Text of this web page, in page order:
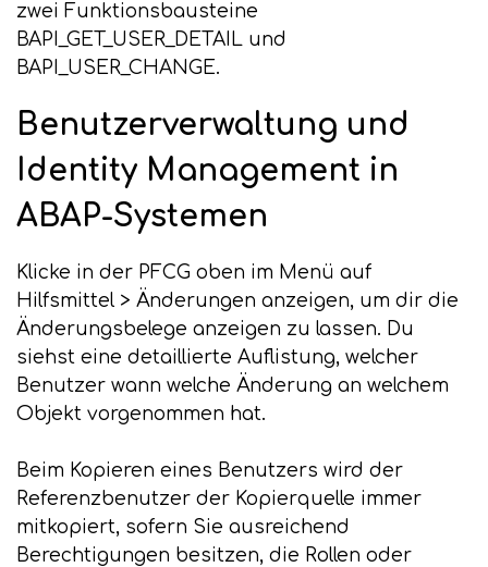
zwei Funktionsbausteine
BAPI_GET_USER_DETAIL und
BAPI_USER_CHANGE.
Benutzerverwaltung und
Identity Management in
ABAP-Systemen
Klicke in der PFCG oben im Menü auf
Hilfsmittel > Änderungen anzeigen, um dir die
Änderungsbelege anzeigen zu lassen. Du
siehst eine detaillierte Auflistung, welcher
Benutzer wann welche Änderung an welchem
Objekt vorgenommen hat.
Beim Kopieren eines Benutzers wird der
Referenzbenutzer der Kopierquelle immer
mitkopiert, sofern Sie ausreichend
Berechtigungen besitzen, die Rollen oder